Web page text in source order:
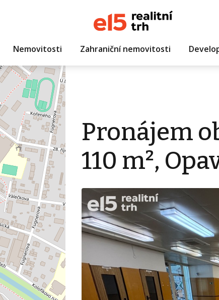
Nemovitosti Zahraniční nemovitosti
Pronájem
110 m²,